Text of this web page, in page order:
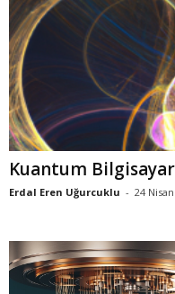
Kuantum Bilgisayar
Erdal Eren Uğurcuklu - 24